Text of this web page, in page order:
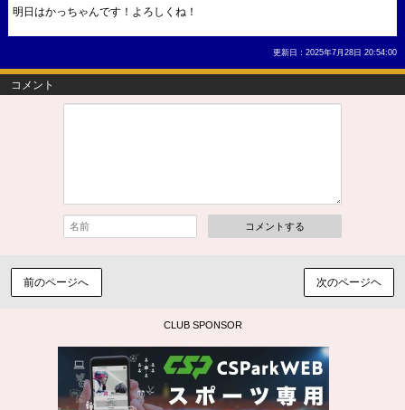
明日はかっちゃんです！よろしくね！
更新日：2025年7月28日 20:54:00
コメント
コメントする
前のページへ 次のページヘ
CLUB SPONSOR